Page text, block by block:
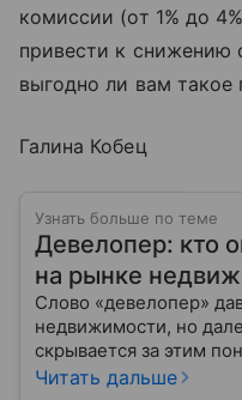
комиссии (от 1% до
привести к снижению
выгодно ли вам такое
Галина Кобец
Узнать больше по теме
Девелопер: кто
на рынке
Слово «девелопер»
недвижимости, но
скрывается за этим
застройщиком, думая,
Читать дальше